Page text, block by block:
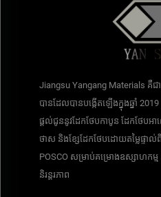
Jiangsu Yangang Materials គឺជា
បានដែលបានបង្កើតឡើងក្នុងឆ្នាំ
ផ្តល់ជូននូវដែកថែបកាបូន ដែកថែ
ថាស និងខ្សែដែកថែបដោយតម្លៃផ្ទា
POSCO សម្រាប់គម្រោងឧស្សាហក
និរន្តរភាព